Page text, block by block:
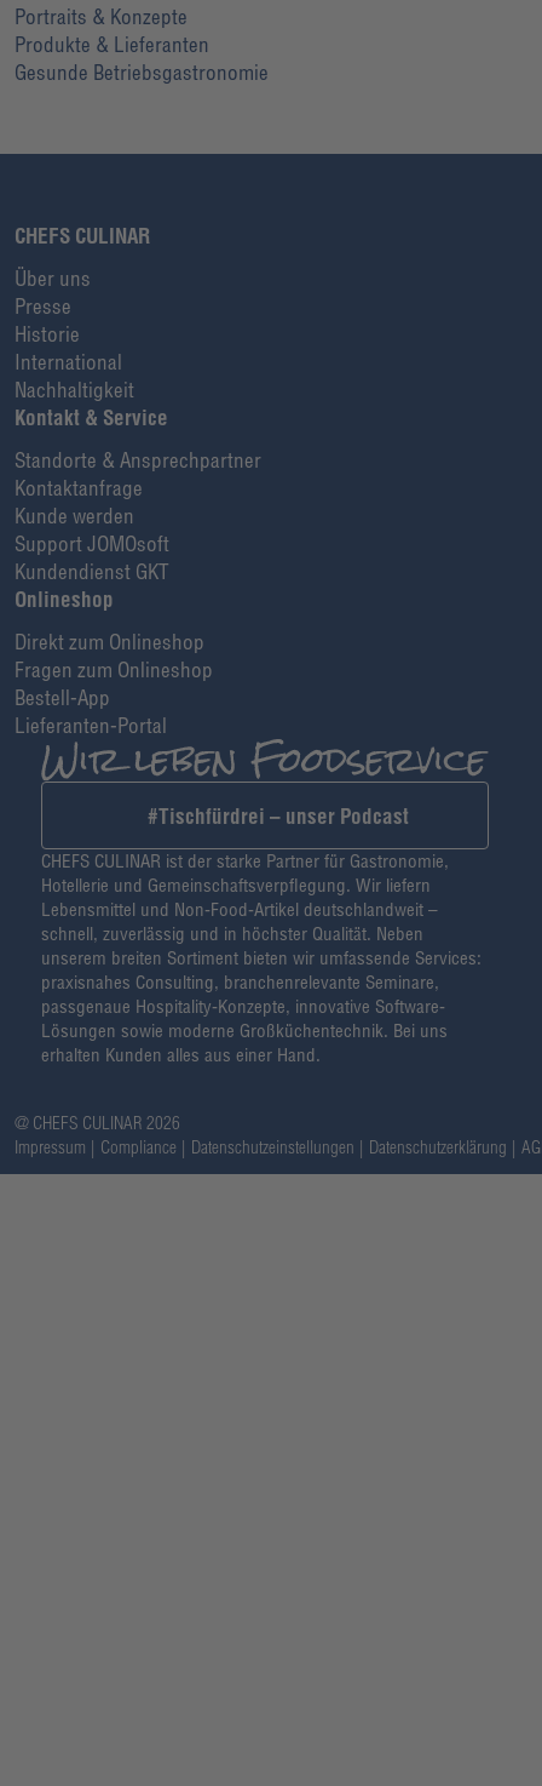
Portraits & Konzepte
Produkte & Lieferanten
Gesunde Betriebsgastronomie
CHEFS CULINAR
Über uns
Presse
Historie
International
Nachhaltigkeit
Kontakt & Service
Standorte & Ansprechpartner
Kontaktanfrage
Kunde werden
Support JOMOsoft
Kundendienst GKT
Onlineshop
Direkt zum Onlineshop
Fragen zum Onlineshop
Bestell-App
Lieferanten-Portal
#Tischfürdrei – unser Podcast
CHEFS CULINAR ist der starke Partner für Gastronomie,
Hotellerie und Gemeinschaftsverpflegung. Wir liefern
Lebensmittel und Non-Food-Artikel deutschlandweit –
schnell, zuverlässig und in höchster Qualität. Neben
unserem breiten Sortiment bieten wir umfassende Services:
praxisnahes Consulting, branchenrelevante Seminare,
passgenaue Hospitality-Konzepte, innovative Software-
Lösungen sowie moderne Großküchentechnik. Bei uns
erhalten Kunden alles aus einer Hand.
@ CHEFS CULINAR 2026
Impressum
Compliance Datenschutzeinstellungen Datenschutzerklärung